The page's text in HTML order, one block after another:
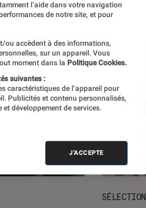
SÉLECTION
l’aide dans votre navigation
de notre site, et pour
ou accèdent à des informations,
sur un appareil. Vous
moment dans la Politique Cookies.
suivantes :
caractéristiques de l’appareil pour
Publicités et contenu personnalisés,
développement de services.
J'ACCEPTE